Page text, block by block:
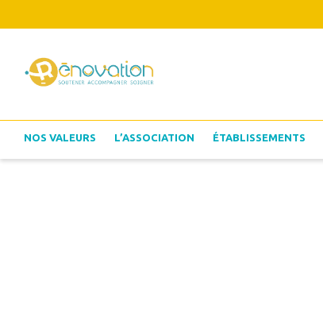
NOS VALEURS L’ASSOCIATION ÉTABLISSEMENTS